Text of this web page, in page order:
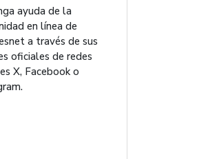
ayuda de la
en línea de
a través de sus
oficiales de redes
X, Facebook o